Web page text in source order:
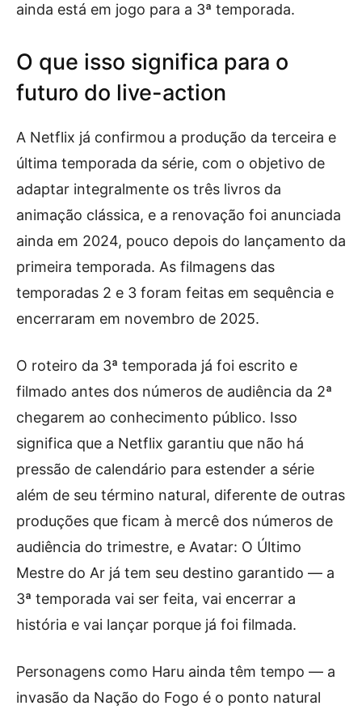
ainda está em jogo para a 3ª temporada.
O que isso significa para o
futuro do live-action
A Netflix já confirmou a produção da terceira e
última temporada da série, com o objetivo de
adaptar integralmente os três livros da
animação clássica, e a renovação foi anunciada
ainda em 2024, pouco depois do lançamento da
primeira temporada. As filmagens das
temporadas 2 e 3 foram feitas em sequência e
encerraram em novembro de 2025.
O roteiro da 3ª temporada já foi escrito e
filmado antes dos números de audiência da 2ª
chegarem ao conhecimento público. Isso
significa que a Netflix garantiu que não há
pressão de calendário para estender a série
além de seu término natural, diferente de outras
produções que ficam à mercê dos números de
audiência do trimestre, e Avatar: O Último
Mestre do Ar já tem seu destino garantido — a
3ª temporada vai ser feita, vai encerrar a
história e vai lançar porque já foi filmada.
Personagens como Haru ainda têm tempo — a
invasão da Nação do Fogo é o ponto natural